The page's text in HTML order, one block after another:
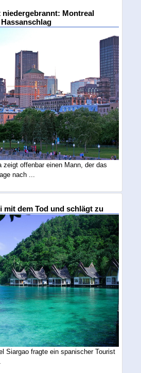
niedergebrannt: Montreal
zeigt offenbar einen Mann, der das
nach ...
mit dem Tod und schlägt zu
Siargao fragte ein spanischer Tourist